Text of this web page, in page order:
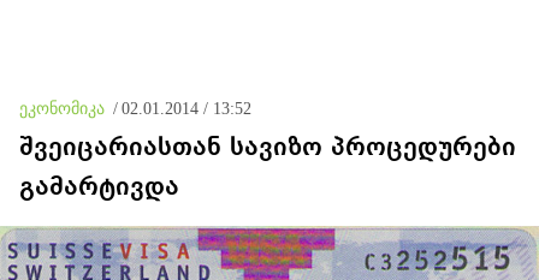
ეკონომიკა / 02.01.2014 / 13:52
შვეიცარიასთან სავიზო პროცედურები
გამარტივდა